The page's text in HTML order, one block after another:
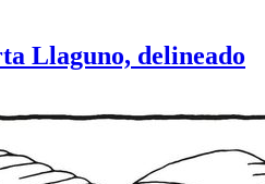
Llaguno, delineado